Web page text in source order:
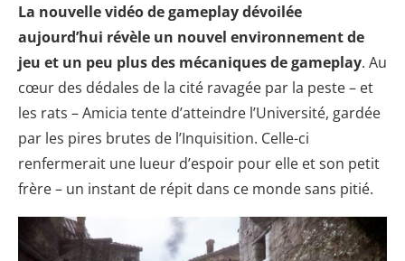
La nouvelle vidéo de gameplay dévoilée
aujourd’hui révèle un nouvel environnement de
jeu et un peu plus des mécaniques de gameplay. Au
cœur des dédales de la cité ravagée par la peste – et
les rats – Amicia tente d’atteindre l’Université, gardée
par les pires brutes de l’Inquisition. Celle-ci
renfermerait une lueur d’espoir pour elle et son petit
frère – un instant de répit dans ce monde sans pitié.